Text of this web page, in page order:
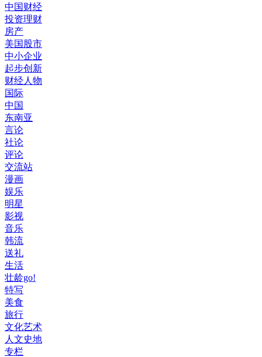
中国财经
投资理财
房产
美国股市
中小企业
起步创新
财经人物
国际
中国
东南亚
言论
社论
评论
交流站
漫画
娱乐
明星
影视
音乐
韩流
送礼
生活
壮龄go!
特写
美食
旅行
文化艺术
人文史地
专栏